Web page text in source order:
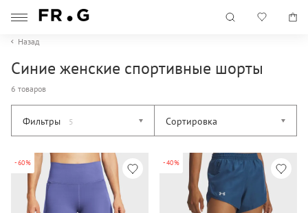
Назад
Синие женские спортивные шорты
6 товаров
Фильтры 5 Сортировка
-60% -40%